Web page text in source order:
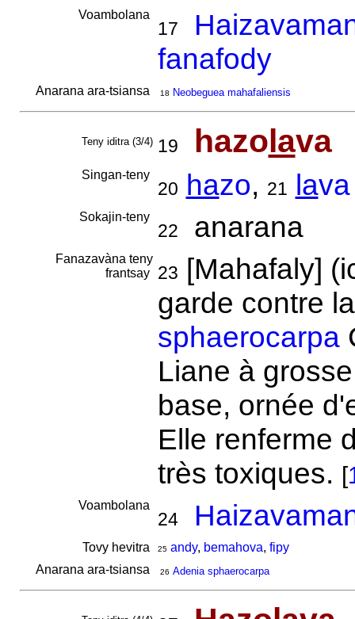
Voambolana
17
fanafody
Anarana ara-tsiansa 18 Neobeguea mahafaliensis
Teny iditra (3/4) 19 hazolava
Singan-teny
20 hazo, 21 lava
Sokajin-teny
22 anarana
Fanazavàna teny
frantsay
23 [Mahafaly]
garde contre
sphaerocarpa
Liane à
base, ornée
Elle renferme
très toxiques. [
Voambolana
24
Tovy hevitra 25 andy, bemahova, fipy
Anarana ara-tsiansa
26 Adenia sphaerocarpa